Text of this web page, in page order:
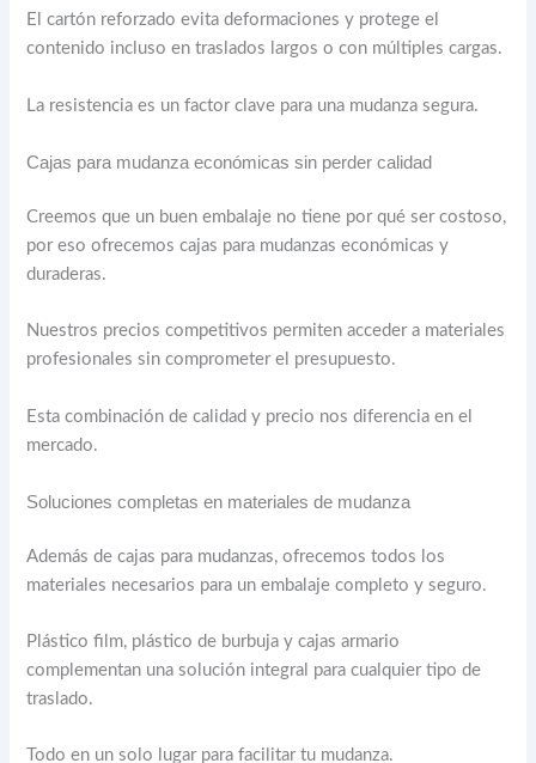
El cartón reforzado evita deformaciones y protege el
contenido incluso en traslados largos o con múltiples cargas.
La resistencia es un factor clave para una mudanza segura.
Cajas para mudanza económicas sin perder calidad
Creemos que un buen embalaje no tiene por qué ser costoso,
por eso ofrecemos cajas para mudanzas económicas y
duraderas.
Nuestros precios competitivos permiten acceder a materiales
profesionales sin comprometer el presupuesto.
Esta combinación de calidad y precio nos diferencia en el
mercado.
Soluciones completas en materiales de mudanza
Además de cajas para mudanzas, ofrecemos todos los
materiales necesarios para un embalaje completo y seguro.
Plástico film, plástico de burbuja y cajas armario
complementan una solución integral para cualquier tipo de
traslado.
Todo en un solo lugar para facilitar tu mudanza.